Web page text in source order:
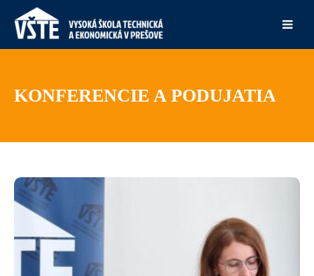
KONFERENCIE A PODUJATIA